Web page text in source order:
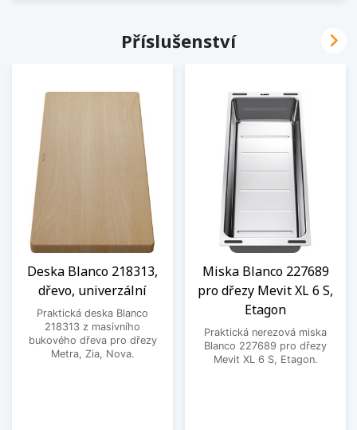
Příslušenství
Deska Blanco 218313,
dřevo, univerzální
Praktická deska Blanco
218313 z masivního
bukového dřeva pro dřezy
Metra, Zia, Nova.
Miska Blanco 227689
pro dřezy Mevit XL 6 S,
Etagon
Praktická nerezová miska
Blanco 227689 pro dřezy
Mevit XL 6 S, Etagon.
